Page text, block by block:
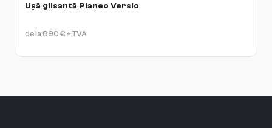
Ușă glisantă Planeo Versio
de la 890 € + TVA